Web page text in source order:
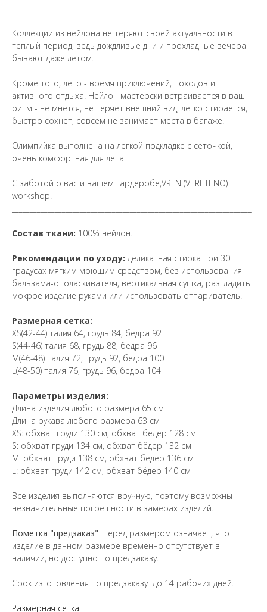
Коллекции из нейлона не теряют своей актуальности в
теплый период, ведь дождливые дни и прохладные вечера
бывают даже летом.
Кроме того, лето - время приключений, походов и
активного отдыха. Нейлон мастерски встраивается в ваш
ритм - не мнется, не теряет внешний вид, легко стирается,
быстро сохнет, совсем не занимает места в багаже.
Олимпийка выполнена на легкой подкладке с сеточкой,
очень комфортная для лета.
С заботой о вас и вашем гардеробе,VRTN (VERETENO)
workshop.
Состав ткани: 100% нейлон.
Рекомендации по уходу: деликатная стирка при 30
градусах мягким моющим средством, без использования
бальзама-ополаскивателя, вертикальная сушка, разгладить
мокрое изделие руками или использовать отпариватель.
Размерная сетка:
XS(42-44) талия 64, грудь 84, бедра 92
S(44-46) талия 68, грудь 88, бедра 96
M(46-48) талия 72, грудь 92, бедра 100
L(48-50) талия 76, грудь 96, бедра 104
Параметры изделия:
Длина изделия любого размера 65 см
Длина рукава любого размера 63 см
XS: обхват груди 130 см, обхват бёдер 128 см
S: обхват груди 134 см, обхват бёдер 132 см
М: обхват груди 138 см, обхват бёдер 136 см
L: обхват груди 142 см, обхват бёдер 140 см
Все изделия выполняются вручную, поэтому возможны
незначительные погрешности в замерах изделий.
Пометка "предзаказ" перед размером означает, что
изделие в данном размере временно отсутствует в
наличии, но доступно по предзаказу.
Срок изготовления по предзаказу до 14 рабочих дней.
Размерная сетка